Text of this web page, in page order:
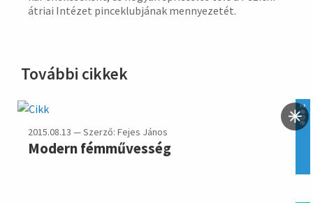
átriai Inté­zet pince­klub­jának mennye­zetét.
További cikkek
zene
2015.08.13 — Szerző: Fejes János
Modern fémművesség